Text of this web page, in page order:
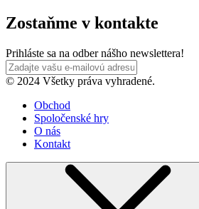
Zostaňme v kontakte
Prihláste sa na odber nášho newslettera!
© 2024 Všetky práva vyhradené.
Obchod
Spoločenské hry
O nás
Kontakt